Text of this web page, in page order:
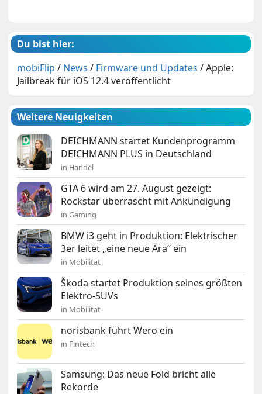
Du bist hier:
mobiFlip / News / Firmware und Updates /Apple:
Jailbreak für iOS 12.4 veröffentlicht
Weitere Neuigkeiten
DEICHMANN startet Kundenprogramm
DEICHMANN PLUS in Deutschland
in Handel
GTA 6 wird am 27. August gezeigt:
Rockstar überrascht mit Ankündigung
in Gaming
BMW i3 geht in Produktion: Elektrischer
3er leitet „eine neue Ära“ ein
in Mobilität
Škoda startet Produktion seines größten
Elektro-SUVs
in Mobilität
norisbank führt Wero ein
in Fintech
Samsung: Das neue Fold bricht alle
Rekorde